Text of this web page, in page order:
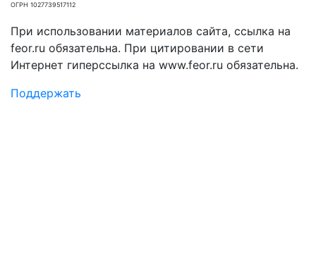
ОГРН 1027739517112
При использовании материалов сайта, ссылка на
feor.ru обязательна. При цитировании в сети
Интернет гиперссылка на www.feor.ru обязательна.
Поддержать